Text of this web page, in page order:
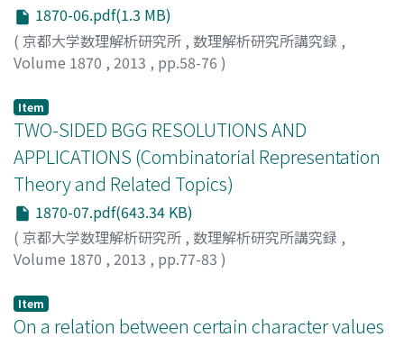
1870-06.pdf(1.3 MB)
( 京都大学数理解析研究所 , 数理解析研究所講究録 ,
Volume 1870 , 2013 , pp.58-76 )
Item
TWO-SIDED BGG RESOLUTIONS AND
APPLICATIONS (Combinatorial Representation
Theory and Related Topics)
1870-07.pdf(643.34 KB)
( 京都大学数理解析研究所 , 数理解析研究所講究録 ,
Volume 1870 , 2013 , pp.77-83 )
モユキ
Item
On a relation between certain character values